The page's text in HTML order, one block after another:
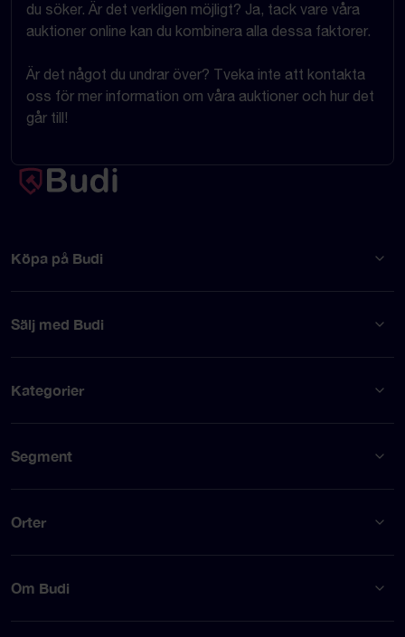
du söker. Är det verkligen möjligt? Ja, tack vare våra
auktioner online kan du kombinera alla dessa faktorer.
Är det något du undrar över? Tveka inte att kontakta
oss för mer information om våra auktioner och hur det
går till!
Köpa på Budi
Sälj med Budi
Kategorier
Segment
Orter
Om Budi